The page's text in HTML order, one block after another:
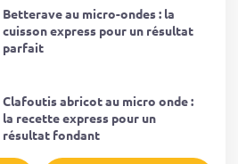
Betterave au micro-ondes : la
cuisson express pour un résultat
parfait
Clafoutis abricot au micro onde :
la recette express pour un
résultat fondant